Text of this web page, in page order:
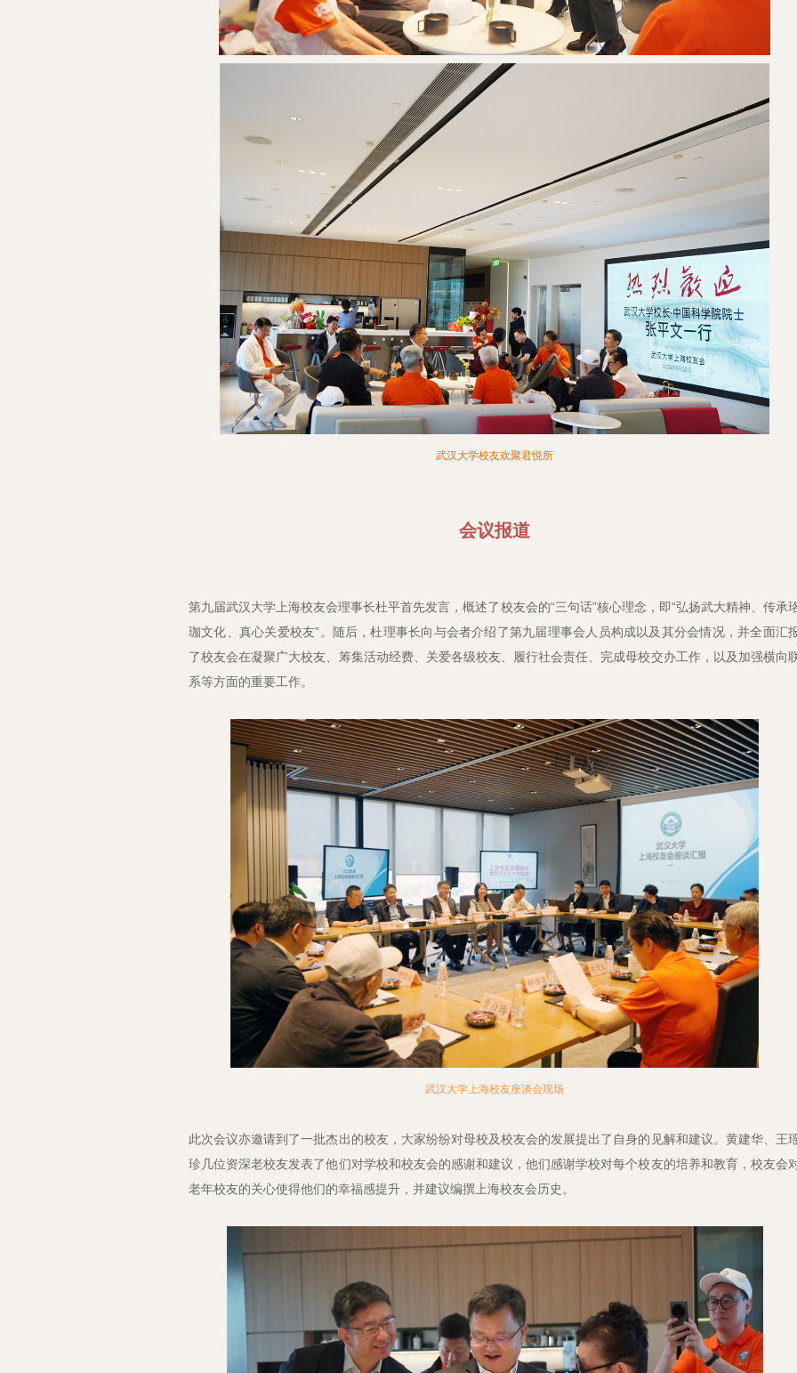
武汉大学校友欢聚君悦所
会议报道
第九届武汉大学上海校友会理事长杜平首先发言，概述了校友会的“三句话”核心理念，即“弘扬武大精神、传承
珈文化、真心关爱校友”。随后，杜理事长向与会者介绍了第九届理事会人员构成以及其分会情况，并全面汇
了校友会在凝聚广大校友、筹集活动经费、关爱各级校友、履行社会责任、完成母校交办工作，以及加强横向
系等方面的重要工作。
武汉大学上海校友座谈会现场
此次会议亦邀请到了一批杰出的校友，大家纷纷对母校及校友会的发展提出了自身的见解和建议。黄建华、王
珍几位资深老校友发表了他们对学校和校友会的感谢和建议，他们感谢学校对每个校友的培养和教育，校友会
老年校友的关心使得他们的幸福感提升，并建议编撰上海校友会历史。